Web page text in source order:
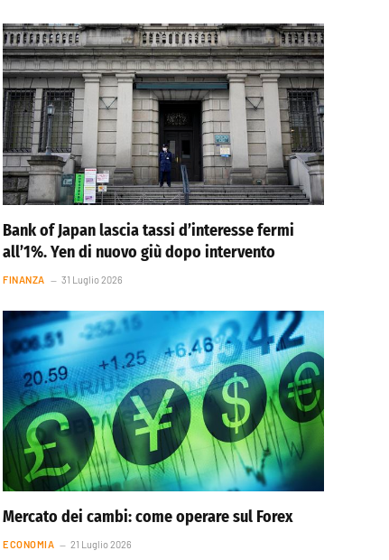
Bank of Japan lascia tassi d’interesse fermi
all’1%. Yen di nuovo giù dopo intervento
FINANZA 31 Luglio 2026
Mercato dei cambi: come operare sul Forex
ECONOMIA 21 Luglio 2026